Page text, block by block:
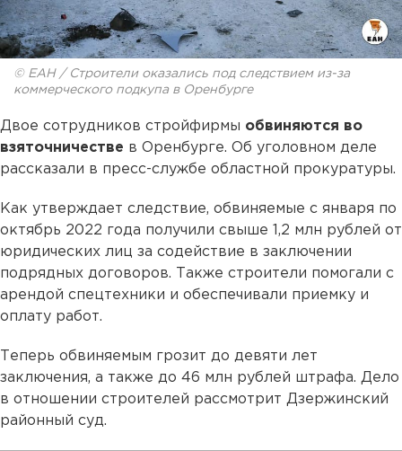
© ЕАН / Строители оказались под следствием из-за
коммерческого подкупа в Оренбурге
Двое сотрудников стройфирмы обвиняются во
взяточничестве в Оренбурге. Об уголовном деле
рассказали в пресс-службе областной прокуратуры.
Как утверждает следствие, обвиняемые с января по
октябрь 2022 года получили свыше 1,2 млн рублей от
юридических лиц за содействие в заключении
подрядных договоров. Также строители помогали с
арендой спецтехники и обеспечивали приемку и
оплату работ.
Теперь обвиняемым грозит до девяти лет
заключения, а также до 46 млн рублей штрафа. Дело
в отношении строителей рассмотрит Дзержинский
районный суд.